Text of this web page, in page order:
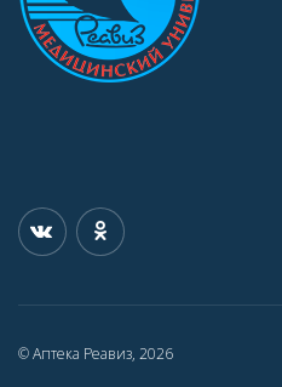
© Аптека Реавиз, 2026